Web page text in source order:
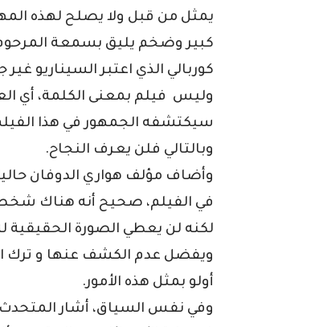
يمثل من قبل ولا يصلح لهذه
كبير وضخم يليق بسمعة
كوربالي الذي اعتبر السيناريو
وليس فيلم بمعنى الكلمة، أي
سيكتشفه الجمهور في هذا
وبالتالي فلن يعرف النجاح.
وأضاف مؤلف هواري الدوفان
في الفيلم، صحيح أنه هناك
لكنه لن يعطي الصورة الحقيقية
ويفضل عدم الكشف عنها و ترك
أولو بمثل هذه الأمور.
وفي نفس السياق، أشار